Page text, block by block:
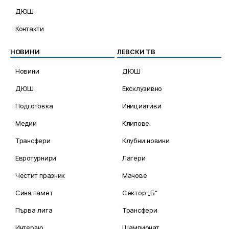
ДЮШ
Контакти
НОВИНИ
Новини
ДЮШ
Подготовка
Медии
Трансфери
Евротурнири
Честит празник
Синя памет
Първа лига
Интервю
ЛЕВСКИ ТВ
ДЮШ
Ексклузивно
Инициативи
Клипове
Клубни новини
Лагери
Мачове
Сектор „Б“
Трансфери
Шампионат